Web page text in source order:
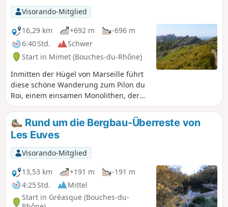
Visorando-Mitglied
16,29 km
+692 m
-696 m
6:40 Std.
Schwer
Start in Mimet (Bouches-du-Rhône)
Inmitten der Hügel von Marseille führt
diese schöne Wanderung zum Pilon du
Roi, einem einsamen Monolithen, der
schon von der Ebene aus ins Auge fällt
und einen herrlichen Blick auf Marseille
und die umliegenden Berge bietet. Ein
langer Abschnitt auf dem Kamm mit
wunderschönen Ausblicken, ein kleines
schattiges und verstecktes Tal und
einige fast vergessene Pfade sind die
Hauptattraktionen dieser „körperlich
anspruchsvollen” Wanderung, die trotz
des insgesamt geringen
Rund um die Bergbau-Überreste von
Les Euves
Visorando-Mitglied
13,53 km
+191 m
-191 m
4:25 Std.
Mittel
Start in Gréasque (Bouches-du-